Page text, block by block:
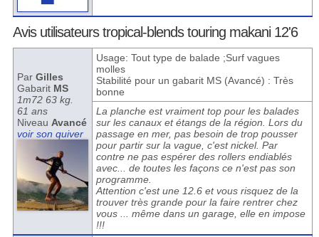
Avis utilisateurs tropical-blends touring makani 12'6
Par Gilles
Gabarit MS
1m72 63 kg.
61 ans
Niveau Avancé
voir son quiver
Usage: Tout type de balade ;Surf vagues
molles
Stabilité pour un gabarit MS (Avancé) : Très
bonne
La planche est vraiment top pour les balades
sur les canaux et étangs de la région. Lors du
passage en mer, pas besoin de trop pousser
pour partir sur la vague, c'est nickel. Par
contre ne pas espérer des rollers endiablés
avec... de toutes les façons ce n'est pas son
programme.
Attention c'est une 12.6 et vous risquez de la
trouver très grande pour la faire rentrer chez
vous ... même dans un garage, elle en impose
!!!